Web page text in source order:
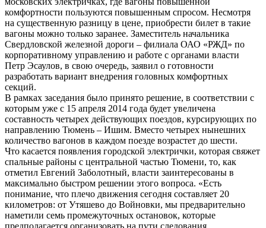
комфортности пользуются повышенным спросом. Несмотря
на существенную разницу в цене, приобрести билет в такие
вагоны можно только заранее. Заместитель начальника
Свердловской железной дороги – филиала ОАО «РЖД» по
корпоративному управлению и работе с органами власти
Петр Эсаулов, в свою очередь, заявил о готовности
разработать вариант внедрения головных комфортных
секций.
В рамках заседания было принято решение, в соответствии с
которым уже с 15 апреля 2014 года будет увеличена
составность четырех действующих поездов, курсирующих по
направлению Тюмень – Ишим. Вместо четырех нынешних
количество вагонов в каждом поезде возрастет до шести.
Что касается появления городской электрички, которая свяжет
спальные районы с центральной частью Тюмени, то, как
отметил Евгений Заболотный, власти заинтересованы в
максимально быстром решении этого вопроса. «Есть
понимание, что плечо движения сегодня составляет 20
километров: от Утяшево до Войновки, мы предварительно
наметили семь промежуточных остановок, которые